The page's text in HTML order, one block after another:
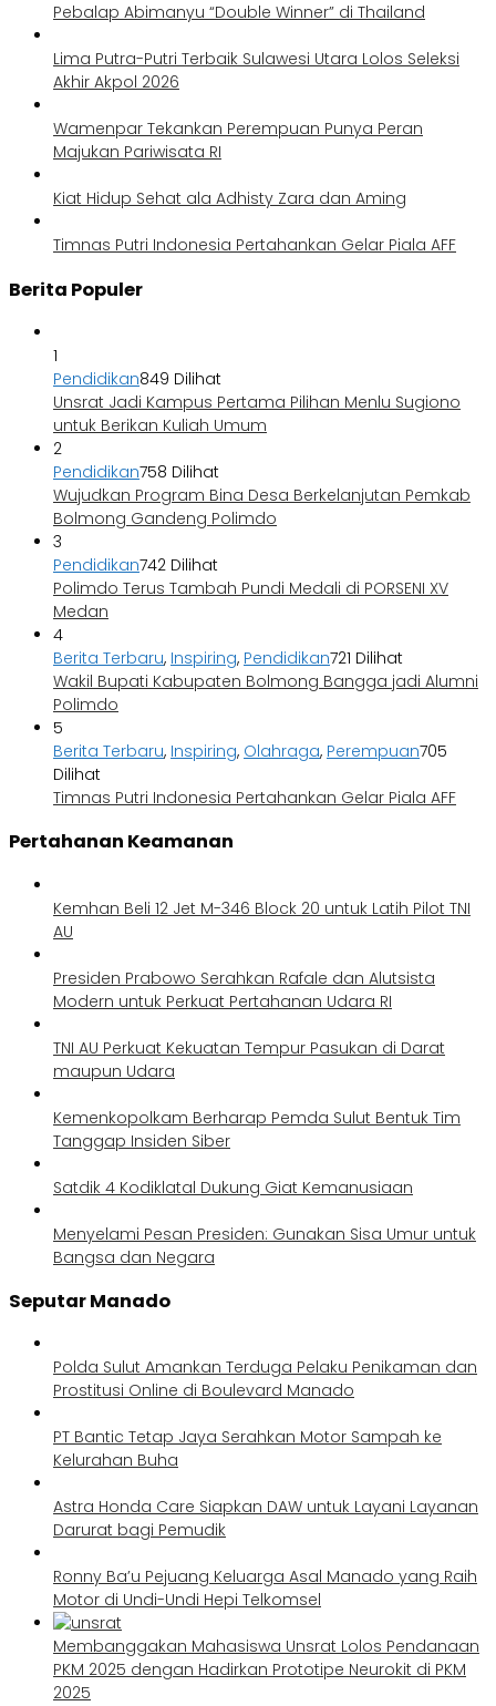
Pebalap Abimanyu “Double Winner” di Thailand
Lima Putra-Putri Terbaik Sulawesi Utara Lolos Seleksi
Akhir Akpol 2026
Wamenpar Tekankan Perempuan Punya Peran
Majukan Pariwisata RI
Kiat Hidup Sehat ala Adhisty Zara dan Aming
Timnas Putri Indonesia Pertahankan Gelar Piala AFF
Berita Populer
1
Pendidikan849 Dilihat
Unsrat Jadi Kampus Pertama Pilihan Menlu Sugiono
untuk Berikan Kuliah Umum
2
Pendidikan758 Dilihat
Wujudkan Program Bina Desa Berkelanjutan Pemkab
Bolmong Gandeng Polimdo
3
Pendidikan742 Dilihat
Polimdo Terus Tambah Pundi Medali di PORSENI XV
Medan
4
Berita Terbaru, Inspiring, Pendidikan721 Dilihat
Wakil Bupati Kabupaten Bolmong Bangga jadi Alumni
Polimdo
5
Berita Terbaru, Inspiring, Olahraga, Perempuan705
Dilihat
Timnas Putri Indonesia Pertahankan Gelar Piala AFF
Pertahanan Keamanan
Kemhan Beli 12 Jet M-346 Block 20 untuk Latih Pilot TNI
AU
Presiden Prabowo Serahkan Rafale dan Alutsista
Modern untuk Perkuat Pertahanan Udara RI
TNI AU Perkuat Kekuatan Tempur Pasukan di Darat
maupun Udara
Kemenkopolkam Berharap Pemda Sulut Bentuk Tim
Tanggap Insiden Siber
Satdik 4 Kodiklatal Dukung Giat Kemanusiaan
Menyelami Pesan Presiden: Gunakan Sisa Umur untuk
Bangsa dan Negara
Seputar Manado
Polda Sulut Amankan Terduga Pelaku Penikaman dan
Prostitusi Online di Boulevard Manado
PT Bantic Tetap Jaya Serahkan Motor Sampah ke
Kelurahan Buha
Astra Honda Care Siapkan DAW untuk Layani Layanan
Darurat bagi Pemudik
Ronny Ba’u Pejuang Keluarga Asal Manado yang Raih
Motor di Undi-Undi Hepi Telkomsel
Membanggakan Mahasiswa Unsrat Lolos Pendanaan
PKM 2025 dengan Hadirkan Prototipe Neurokit di PKM
2025